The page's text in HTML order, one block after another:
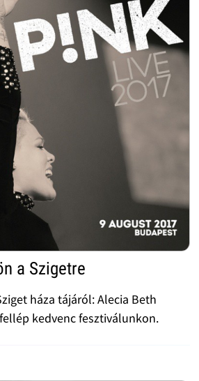
a Szigetre
háza tájáról: Alecia Beth
kedvenc fesztiválunkon.